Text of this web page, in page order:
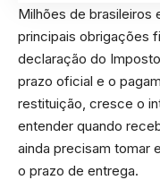
Milhões de brasileiros
principais obrigações
declaração do
prazo oficial e o
restituição, cresce o
entender quando
ainda precisam tomar
o prazo de entrega.